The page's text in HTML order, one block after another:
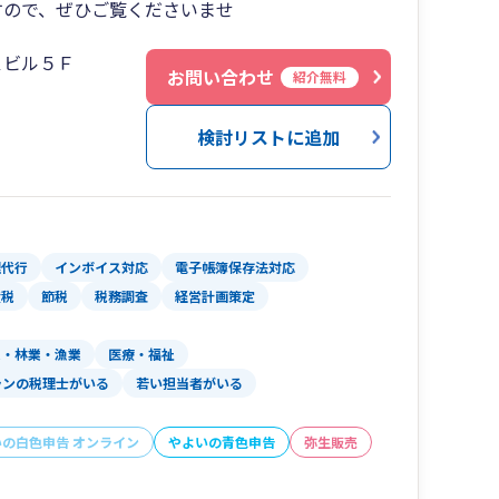
で、ぜひご覧くださいませ
ル５Ｆ
お問い合わせ 紹介無料
検討リストに追加
行 インボイス対応
電子帳簿保存法対応
節税 税務調査 経営計画策定
林業・漁業
医療・福祉
の税理士がいる
若い担当者がいる
白色申告 オンライン やよいの青色申告 弥生販売